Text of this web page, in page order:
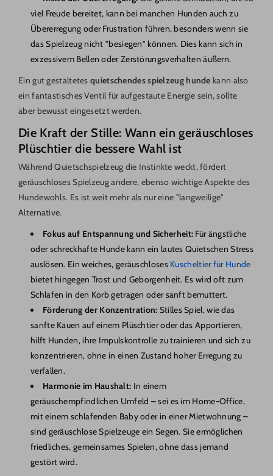
viel Freude bereitet, kann bei manchen Hunden auch zu
Übererregung oder Frustration führen, besonders wenn sie
das Spielzeug nicht "besiegen" können. Dies kann sich in
exzessivem Bellen oder Zerstörungsverhalten äußern.
Ein gut gestaltetes quietschendes spielzeug hunde kann also
ein fantastisches Ventil für aufgestaute Energie sein, sollte
aber bewusst eingesetzt werden.
Die Kraft der Stille: Wann ein geräuschloses
Plüschtier die bessere Wahl ist
Während Quietschspielzeug die Instinkte weckt, fördert
geräuschloses Spielzeug andere, ebenso wichtige Aspekte des
Hundewohls. Es ist weit mehr als nur eine "langweilige"
Alternative.
Fokus auf Entspannung und Sicherheit: Für ängstliche
oder schreckhafte Hunde kann ein lautes Quietschen Stress
auslösen. Ein weiches, geräuschloses Kuscheltier für Hunde
bietet hingegen Trost und Geborgenheit. Es wird oft zum
Schlafen in den Korb getragen oder sanft bemuttert.
Förderung der Konzentration: Stilles Spiel, wie das
sanfte Kauen auf einem Plüschtier oder das Apportieren,
hilft Hunden, ihre Impulskontrolle zu trainieren und sich zu
konzentrieren, ohne in einen Zustand hoher Erregung zu
verfallen.
Harmonie im Haushalt: In einem
geräuschempfindlichen Umfeld – sei es im Home-Office,
mit einem schlafenden Baby oder in einer Mietwohnung –
sind geräuschlose Spielzeuge ein Segen. Sie ermöglichen
friedliches, gemeinsames Spielen, ohne dass jemand
gestört wird.